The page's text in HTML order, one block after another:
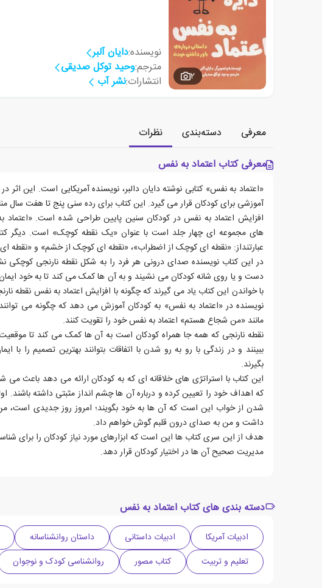
2
نویسنده:دایان آلبر
مترجم:وحید توکل صدیقی
انتشارات:نشر آب
معرفی دسته‌بندی
نظرات
معرفی کتاب اعتماد به نفس
«اعتماد به نفس» کتابی نوشته دایان دالبر، نویسنده آمریکایی است. این اثر
آموزشی برای کودکان قرار می گیرد. این کتاب برای رده سنی پنج تا هفت سال
افزایش اعتماد به نفس در کودکان سنین پایین طراحی شده است. «اعتماد
های مجموعه ای چهار جلد است با عنوان «یک نقطه کوچک» است. دیگر
عبارتنداز: «نقطه ای کوچک از اضطراب»، «نقطه ای کوچک از خشم» و «نقطه
در این کتاب نویسنده صدای درونی هر فرد را به شکل نقطه نارنجی کوچکی
دست و یا روی شانه کودکان می نشیند و به آن ها کمک می کند تا به خود
با خواندن این کتاب یاد می گیرند که چگونه با افزایش اعتماد به نفس نقطه
نویسنده در «اعتماد به نفس» به کودکان آموزش می دهد که چگونه می توانند
مانند «من شجاع هستم» اعتماد به نفس خود را تقویت کنند.
نقطه نارنجی که همه جا همراه کودکان است به آن ها کمک می کند تا
ببینند و در زندگی با رو به رو شدن با اتفاقات بتوانند بهترین تصمیم را با
بگیرند.
این کتاب با استراتژی های خلاقانه ای که به کودکان ارائه می دهد باعث می
که اهداف خود را تعیین کرده و درباره آن ها چشم انداز مثبتی داشته باشند.
شدن از خواب این است که آن ها به خود بگویند؛ امروز روز جدیدی است،
داشت و من به صدای درون قلبم گوش خواهم داد.
هدف از این سری کتاب ها این است که ابزارهای مورد نیاز کودکان را برای
مدیریت صحیح آن ها در اختیار کودکان قرار دهد.
دسته بندی های کتاب اعتماد به نفس
ادبیات آمریکا ادبیات داستانی داستان روانشناسانه
تعلیم و تربیت
کتاب مصور روانشناسی کودک و نوجوان